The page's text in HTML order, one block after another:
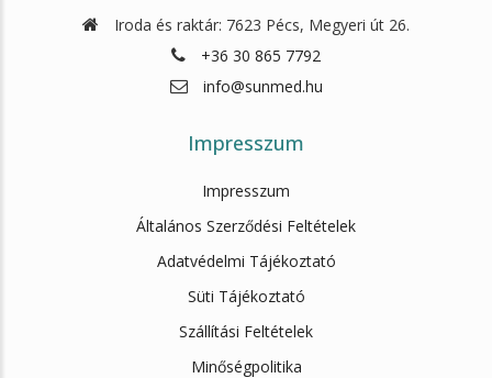
Iroda és raktár: 7623 Pécs, Megyeri út 26.
+36 30 865 7792
info@sunmed.hu
Impresszum
Impresszum
Általános Szerződési Feltételek
Adatvédelmi Tájékoztató
Süti Tájékoztató
Szállítási Feltételek
Minőségpolitika